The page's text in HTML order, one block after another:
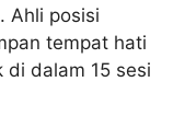
Ahli posisi
tempat hati
di dalam 15 sesi